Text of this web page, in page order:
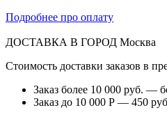
Подробнее про оплату
ДОСТАВКА В ГОРОД Москва
Стоимость доставки заказов в
Заказ более 10 000 руб. —
Заказ до 10 000 Р — 450